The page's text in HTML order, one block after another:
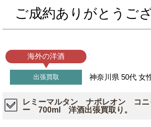
ご成約ありがとうご
海外の洋酒
出張買取 神奈川県 50代 女
レミーマルタン ナポレオン コニ
ー 700ml 洋酒出張買取り。